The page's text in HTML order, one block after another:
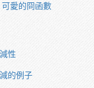
愛的冏函數
性
的例子